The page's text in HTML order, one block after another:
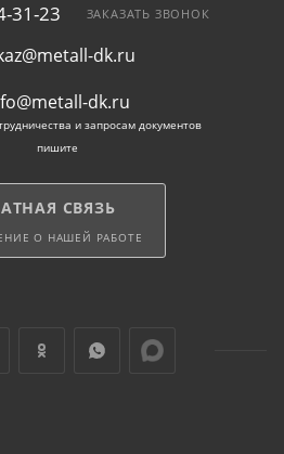
31-23 ЗАКАЗАТЬ ЗВОНОК
dk.ru
dk.ru
и запросам документов
пишите
СВЯЗЬ
О НАШЕЙ РАБОТЕ